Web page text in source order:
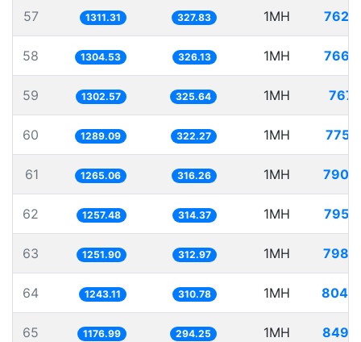
57 1311.31 327.83 1MH
58 1304.53 326.13 1MH
59 1302.57 325.64 1MH
60 1289.09 322.27 1MH
61 1265.06 316.26 1MH
62 1257.48 314.37 1MH
63 1251.90 312.97 1MH
64 1243.11 310.78 1MH
65 1176.99 294.25 1MH